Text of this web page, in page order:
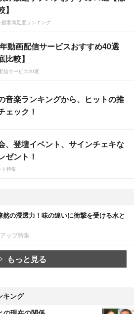
】
顧客満足度ランキング
動画配信サービスおすすめ40選
比較】
信サービス20選
音楽ランキングから、ヒットの推
ェック！
、登壇イベント、サインチェキな
ゼント！
ト特集
然の浸透力！味の違いに衝撃を受ける水と
ップ特集
もっと見る
キング